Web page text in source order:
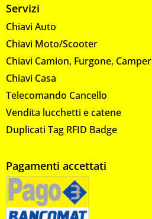
Servizi
Chiavi Auto
Chiavi Moto/Scooter
Chiavi Camion, Furgone, Camper
Chiavi Casa
Telecomando Cancello
Vendita lucchetti e catene
Duplicati Tag RFID Badge
Pagamenti accettati